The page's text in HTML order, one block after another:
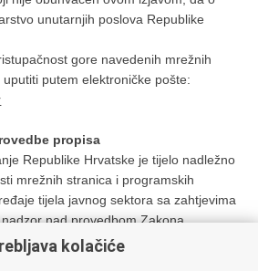
unutarnjih poslova Republike
gore navedenih mrežnih
putem elektroničke pošte:
propisa
Republike Hrvatske je tijelo nadležno
mrežnih stranica i programskih
tijela javnog sektora sa zahtjevima
nad provedbom Zakona.
odgovora na obavijest ili zahtjev
o pristupačnosti ovih mrežnih stranica,
kolačiće